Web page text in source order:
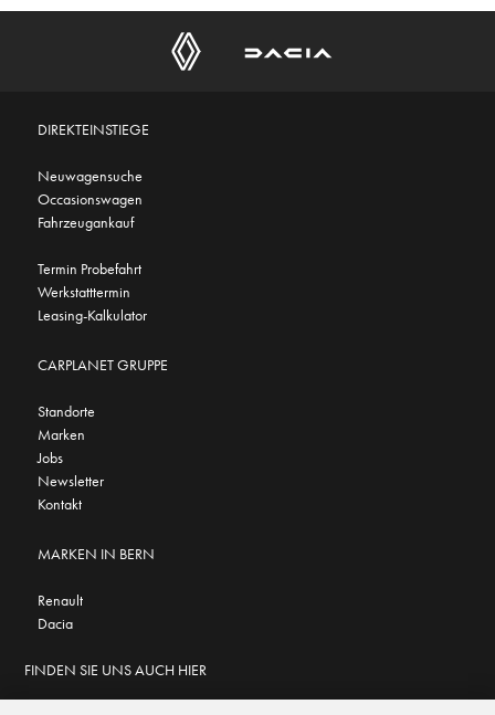
DIREKTEINSTIEGE
Neuwagensuche
Occasionswagen
Fahrzeugankauf
Termin Probefahrt
Werkstatttermin
Leasing-Kalkulator
CARPLANET GRUPPE
Standorte
Marken
Jobs
Newsletter
Kontakt
MARKEN IN BERN
Renault
Dacia
FINDEN SIE UNS AUCH HIER